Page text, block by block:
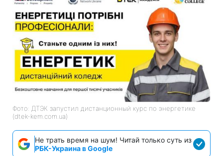
Фото: ДТЭК запустил дистанционный курс по энергетике
(dtek-kem.com.ua)
Не трать время на шум! Читай только суть из
РБК-Украина в Google